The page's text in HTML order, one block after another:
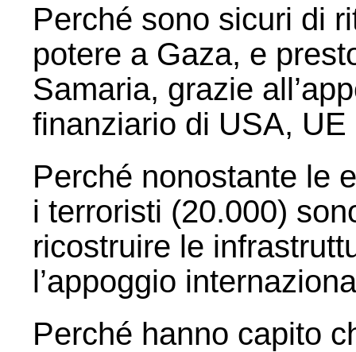
Perché sono sicuri di
potere a Gaza, e
Samaria, grazie
finanziario di USA, UE
Perché nonostante le
i terroristi (20.000)
ricostruire le
l’appoggio
Perché hanno capito